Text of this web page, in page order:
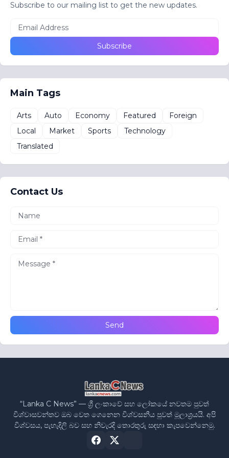
Subscribe to our mailing list to get the new updates.
Main Tags
Arts Auto Economy Featured
Foreign
Local
Market Sports
Technology
Translated
Contact Us
“Lanka C News” — ශ්‍රී ලංකාවේ සහ ලෝකයේ නවතම පුවත්
විශ්වාසවන්තව ඔබ වෙත ගෙනෙන විශ්වසනීය පුවත් මූලාශ්‍රයයි. අපි
විශ්වසය, පැහැදිලි බව සහ නිවැරදි තොරතුරු සඳහා කැපවෙන්නෙමු.